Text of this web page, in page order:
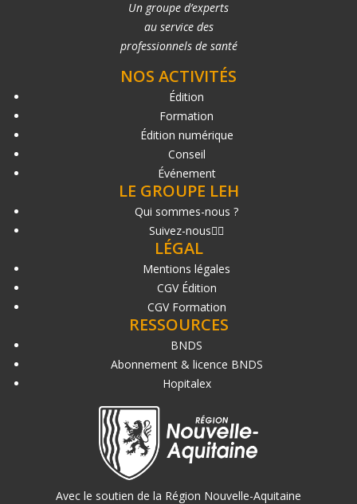
Un groupe d’experts
au service des
professionnels de santé
NOS ACTIVITÉS
Édition
Formation
Édition numérique
Conseil
Événement
LE GROUPE LEH
Qui sommes-nous ?
Suivez-nous
LÉGAL
Mentions légales
CGV Édition
CGV Formation
RESSOURCES
BNDS
Abonnement & licence BNDS
Hopitalex
Avec le soutien de la Région Nouvelle-Aquitaine